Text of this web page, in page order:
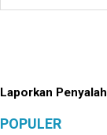
Laporkan
POPULER